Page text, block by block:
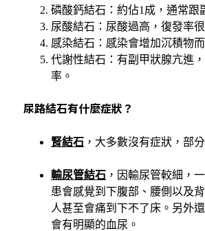
磷酸鈣結石：約佔1成，通常跟
尿酸結石：尿酸過高，復發率很
感染結石：感染會增加沉積物
代謝性結石：有副甲狀腺亢進
率。
尿路結石有什麼症狀？
腎結石 ，大多數沒有症狀，部
輸尿管結石 ，因輸尿管較細，
患會感覺到下腹部、腰側以及
人甚至會痛到下不了床。另外
會有明顯的血尿。